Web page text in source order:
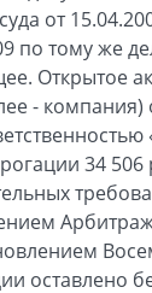
от
по тому же
Открытое
-
34 506
оставлено